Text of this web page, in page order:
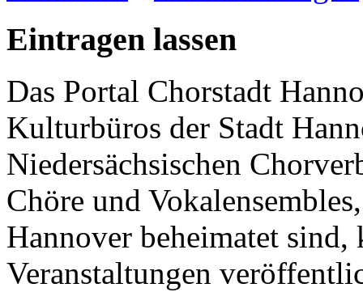
Eintragen lassen
Das Portal Chorstadt
Kulturbüros der Stadt
Niedersächsischen
Chöre und
Hannover beheimatet sind,
Veranstaltungen